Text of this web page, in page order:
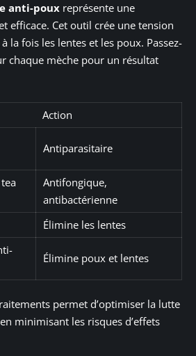
anti-poux représente une
efficace. Cet outil crée une tension
la fois les lentes et les poux. Passez-
chaque mèche pour un résultat
Action
Antiparasitaire
Antifongique,
antibactérienne
Élimine les lentes
Élimine poux et lentes
permet d’optimiser la lutte
minimisant les risques d’effets